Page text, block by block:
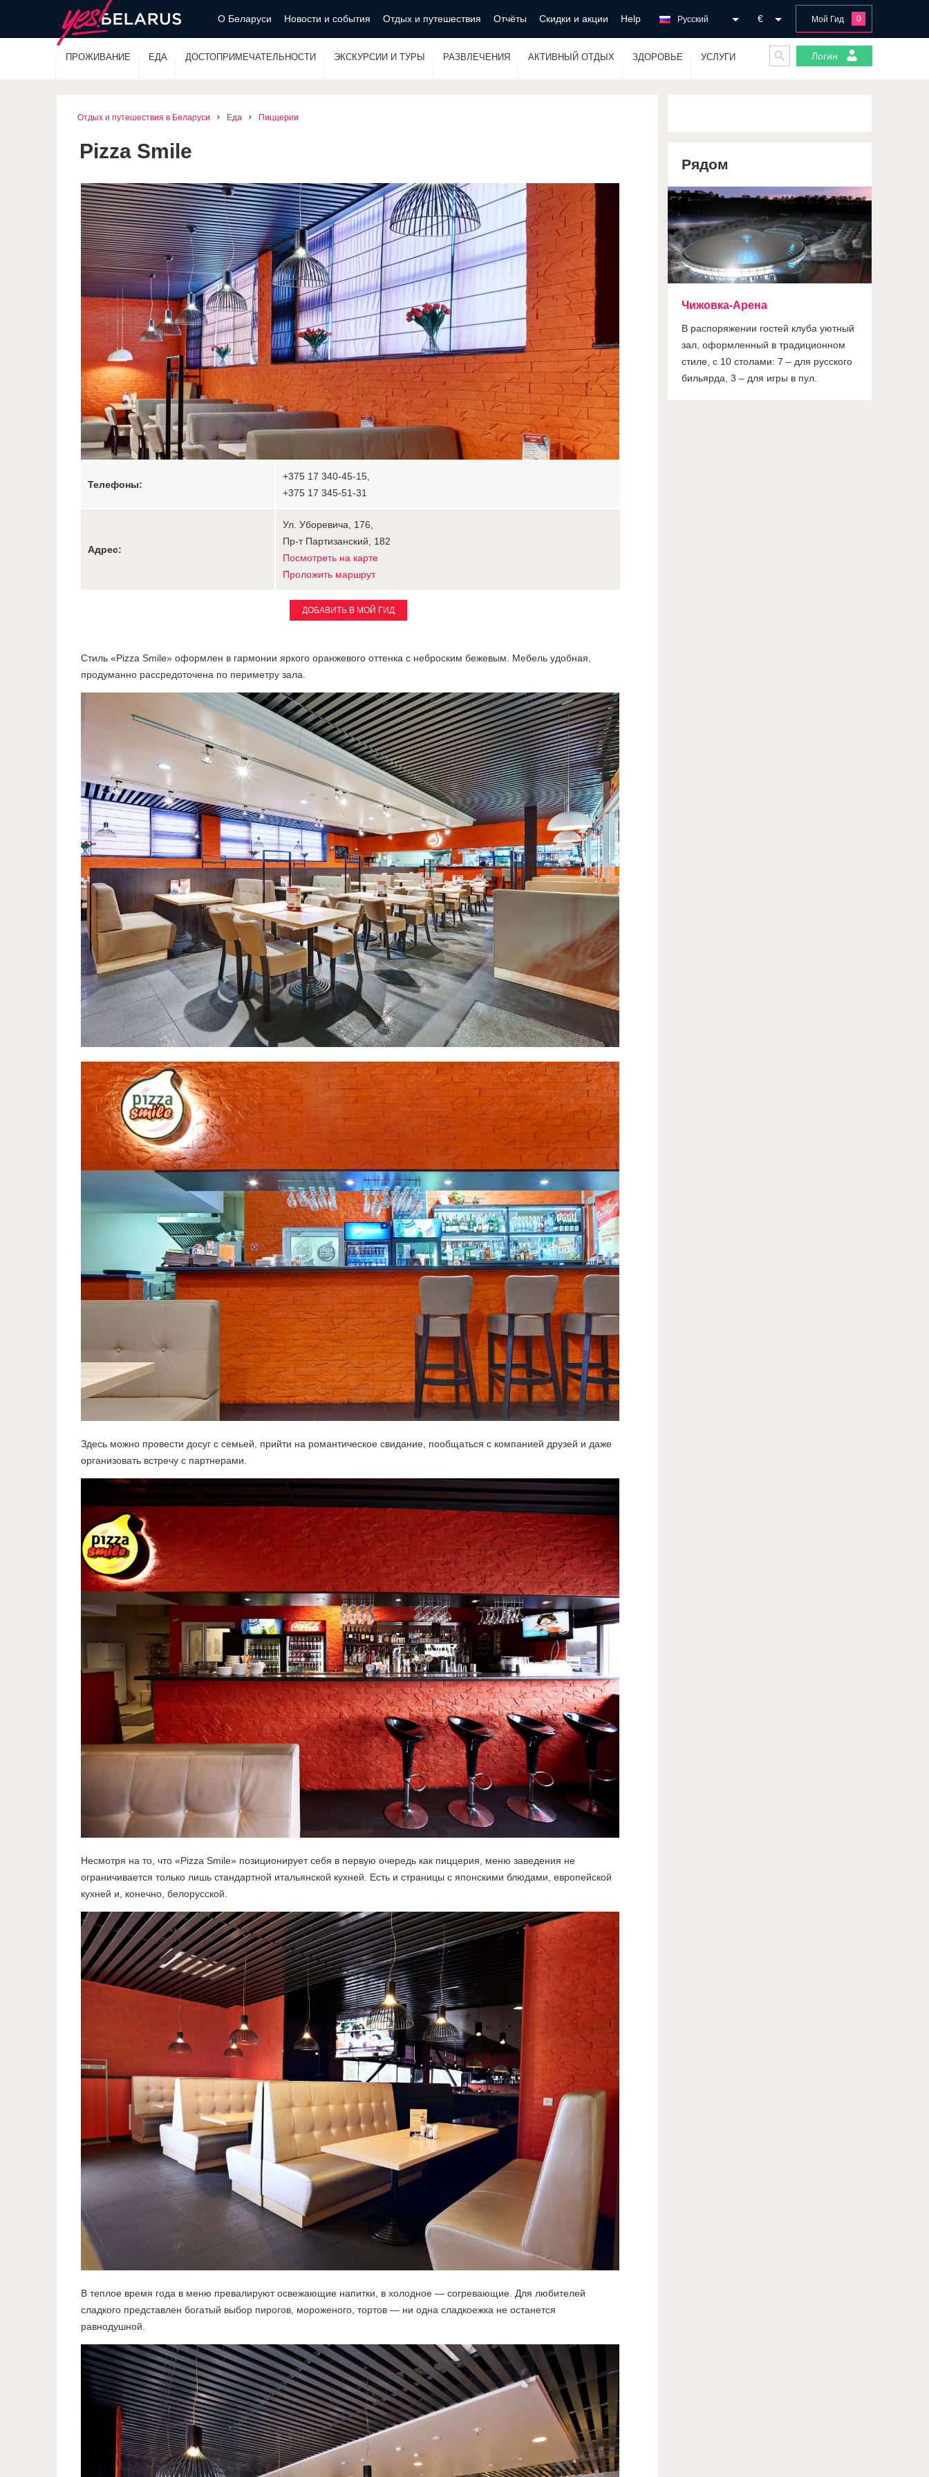
О Беларуси Новости и события Отдых и путешествия Отчёты Скидки и акции Help Мой Гид 0
€
Русский
ПРОЖИВАНИЕ ЕДА ДОСТОПРИМЕЧАТЕЛЬНОСТИ ЭКСКУРСИИ И ТУРЫ РАЗВЛЕЧЕНИЯ АКТИВНЫЙ ОТДЫХ ЗДОРОВЬЕ УСЛУГИ Логин
Отдых и путешествия в Беларуси Еда Пиццерии
Pizza Smile
Телефоны:
+375 17 340-45-15,
+375 17 345-51-31
Адрес:
Ул. Уборевича, 176,
Пр-т Партизанский, 182
Посмотреть на карте
Проложить маршрут
ДОБАВИТЬ В МОЙ ГИД
Стиль «Pizza Smile» оформлен в гармонии яркого оранжевого оттенка с неброским бежевым. Мебель удобная,
продуманно рассредоточена по периметру зала.
Здесь можно провести досуг с семьей, прийти на романтическое свидание, пообщаться с компанией друзей и даже
организовать встречу с партнерами.
Несмотря на то, что «Pizza Smile» позиционирует себя в первую очередь как пиццерия, меню заведения не
ограничивается только лишь стандартной итальянской кухней. Есть и страницы с японскими блюдами, европейской
кухней и, конечно, белорусской.
В теплое время года в меню превалируют освежающие напитки, в холодное — согревающие. Для любителей
сладкого представлен богатый выбор пирогов, мороженого, тортов — ни одна сладкоежка не останется
равнодушной.
Рядом
Чижовка-Арена
В распоряжении гостей клуба уютный
зал, оформленный в традиционном
стиле, с 10 столами: 7 – для русского
бильярда, 3 – для игры в пул.